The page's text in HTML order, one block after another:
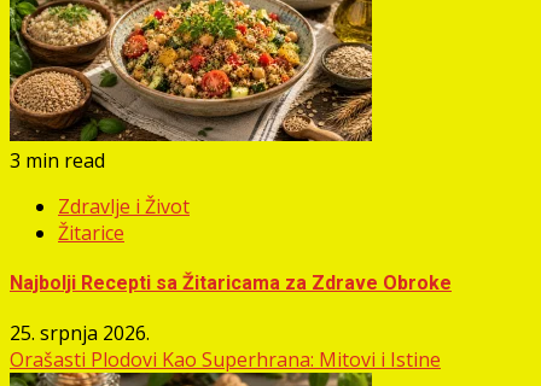
3 min read
Zdravlje i Život
Žitarice
Najbolji Recepti sa Žitaricama za Zdrave Obroke
25. srpnja 2026.
Orašasti Plodovi Kao Superhrana: Mitovi i Istine